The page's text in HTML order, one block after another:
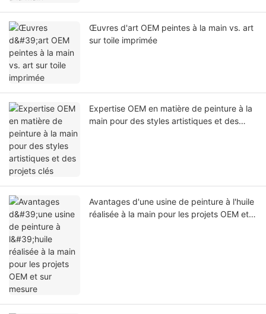
Œuvres d'art OEM peintes à la main vs. art
sur toile imprimée
Expertise OEM en matière de peinture à la
main pour des styles artistiques et des
Avantages d'une usine de peinture à l'huile
réalisée à la main pour les projets OEM et